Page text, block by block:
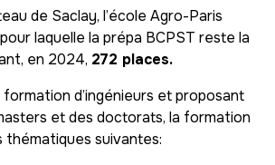
de Saclay, l’école Agro-Paris
laquelle la prépa BCPST reste la
en 2024, 272 places.
d’ingénieurs et proposant
et des doctorats, la formation
suivantes: